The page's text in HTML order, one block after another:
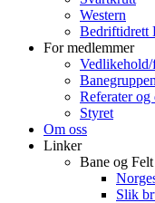
Western
Bedriftidrett
For medlemmer
Referater og
Styret
Om oss
Linker
Bane og
Slik